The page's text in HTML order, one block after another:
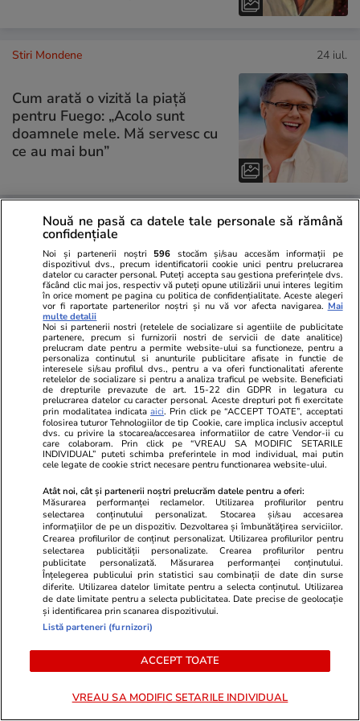
Stiri Mondene 24 iul.
Cum arată o vizită la piață
pentru Fuego: „Acolo sunt
doamnele mele. Mă servesc cu
ce au mai bun”
PARTENERI
TVMania.ro
A rupt tăcerea fără nicio rușine!
activitatea ei de pe platformele
pentru adulți: „Fac ce vreau, e
wow!”
ANIMAŢIE.
în România.
rusească
PARTENERI
Nouă ne pasă ca datele tale personale să rămână
confidențiale
Noi și partenerii noștri 596 stocăm și/sau accesăm informații pe
dispozitivul dvs., precum identificatorii cookie unici pentru prelucrarea
datelor cu caracter personal. Puteți accepta sau gestiona preferințele dvs.
făcând clic mai jos, respectiv vă puteți opune utilizării unui interes legitim
în orice moment pe pagina cu politica de confidențialitate. Aceste alegeri
vor fi raportate partenerilor noștri și nu vă vor afecta navigarea. Mai
multe detalii
Noi si partenerii nostri (retelele de socializare si agentiile de publicitate
partenere, precum si furnizorii nostri de servicii de date analitice)
prelucram date pentru a permite website-ului sa functioneze, pentru a
personaliza continutul si anunturile publicitare afisate in functie de
interesele si/sau profilul dvs., pentru a va oferi functionalitati aferente
retelelor de socializare si pentru a analiza traficul pe website. Beneficiati
de drepturile prevazute de art. 15-22 din GDPR in legatura cu
prelucrarea datelor cu caracter personal. Aceste drepturi pot fi exercitate
prin modalitatea indicataaici. Prin click pe “ACCEPT TOATE”, acceptati
folosirea tuturor Tehnologiilor de tip Cookie, care implica inclusiv acceptul
dvs. cu privire la stocarea/accesarea informatiilor de catre Vendor-ii cu
care colaboram. Prin click pe “VREAU SA MODIFIC SETARILE
INDIVIDUAL” puteti schimba preferintele in mod individual, mai putin
cele legate de cookie strict necesare pentru functionarea website-ului.
Atât noi, cât și partenerii noștri prelucrăm datele pentru a oferi:
Măsurarea performanței reclamelor. Utilizarea profilurilor pentru
selectarea conținutului personalizat. Stocarea și/sau accesarea
informațiilor de pe un dispozitiv. Dezvoltarea și îmbunătățirea serviciilor.
Crearea profilurilor de conținut personalizat. Utilizarea profilurilor pentru
selectarea publicității personalizate. Crearea profilurilor pentru
publicitate personalizată. Măsurarea performanței conținutului.
Înțelegerea publicului prin statistici sau combinații de date din surse
diferite. Utilizarea datelor limitate pentru a selecta conținutul. Utilizarea
de date limitate pentru a selecta publicitatea. Date precise de geolocație
și identificarea prin scanarea dispozitivului.
Listă parteneri (furnizori)
ACCEPT TOATE
VREAU SA MODIFIC SETARILE INDIVIDUAL